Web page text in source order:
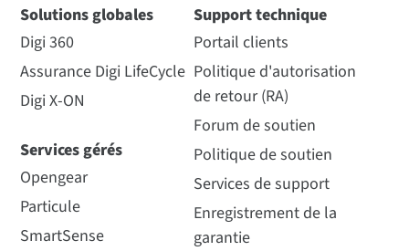
Solutions globales
Digi 360
Assurance Digi LifeCycle
Digi X-ON
Services gérés
Opengear
Particule
SmartSense
Support technique
Portail clients
Politique d'autorisation
de retour (RA)
Forum de soutien
Politique de soutien
Services de support
Enregistrement de la
garantie